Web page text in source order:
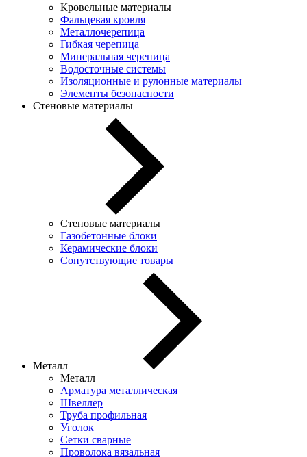
Кровельные материалы
Фальцевая кровля
Металлочерепица
Гибкая черепица
Минеральная черепица
Водосточные системы
Изоляционные и рулонные материалы
Элементы безопасности
Стеновые материалы
Стеновые материалы
Газобетонные блоки
Керамические блоки
Сопутствующие товары
Металл
Металл
Арматура металлическая
Швеллер
Труба профильная
Уголок
Сетки сварные
Проволока вязальная